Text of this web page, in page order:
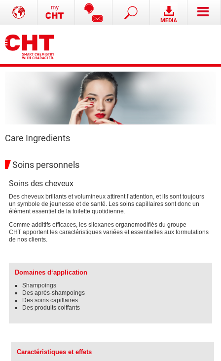
Care Ingredients
Soins personnels
Soins des cheveux
Des cheveux brillants et volumineux attirent l’attention, et ils sont toujours
un symbole de jeunesse et de santé. Les soins capillaires sont donc un
élément essentiel de la toilette quotidienne.
Comme additifs efficaces, les siloxanes organomodifiés du groupe
CHT apportent les caractéristiques variées et essentielles aux formulations
de nos clients.
Domaines d‘application
Shampoings
Des après-shampoings
Des soins capillaires
Des produits coiffants
Caractéristiques et effets